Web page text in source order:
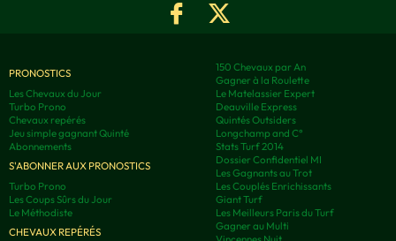
PRONOSTICS
Les Chevaux du Jour
Turbo Prono
Chevaux repérés
Jeu simple gagnant Quinté
Abonnements
S'ABONNER AUX PRONOSTICS
Turbo Prono
Les Coups Sûrs du Jour
Le Méthodiste
CHEVAUX REPÉRÉS
150 Chevaux par An
Gagner à la Roulette
Le Matelassier Expert
Deauville Express
Quintés Outsiders
Longchamp and C°
Stats Turf 2014
Dossier Confidentiel MI
Les Gagnants au Trot
Les Couplés Enrichissants
Giant Turf
Les Meilleurs Paris du Turf
Gagner au Multi